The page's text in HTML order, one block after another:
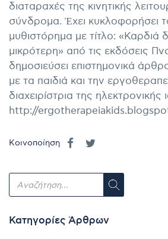
διαταραχές της κινητικής
σύνδρομα. Ἐχει κυκλοφορήσει
μυθιστόρημα με τίτλο: «Καρδιά
μικρότερη» από τις εκδόσεις
δημοσιεύσει επιστημονικά
με τα παιδιά και την
διαχειρίστρια της ηλεκτρονικής
http://
Κοινοποίηση
Κατηγορίες Άρθρων